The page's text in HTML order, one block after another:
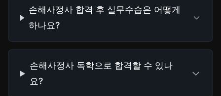
손해사정사 합격 후 실무수습은 어떻게
하나요?
손해사정사 독학으로 합격할 수 있나
요?